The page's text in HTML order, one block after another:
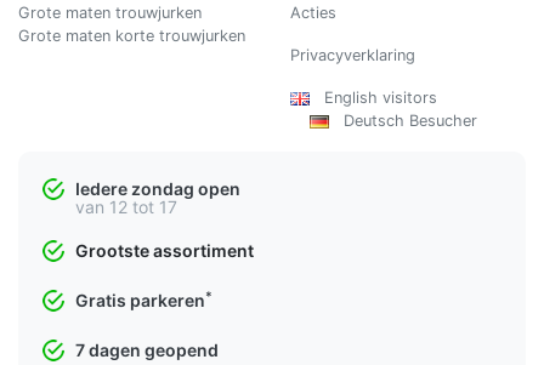
Grote maten trouwjurken
Grote maten korte trouwjurken
Acties
Privacyverklaring
English visitors
Deutsch Besucher
Iedere zondag open
van 12 tot 17
Grootste assortiment
Gratis parkeren*
7 dagen geopend